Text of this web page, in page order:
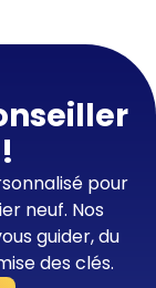
pour
neuf. Nos
guider, du
des clés.